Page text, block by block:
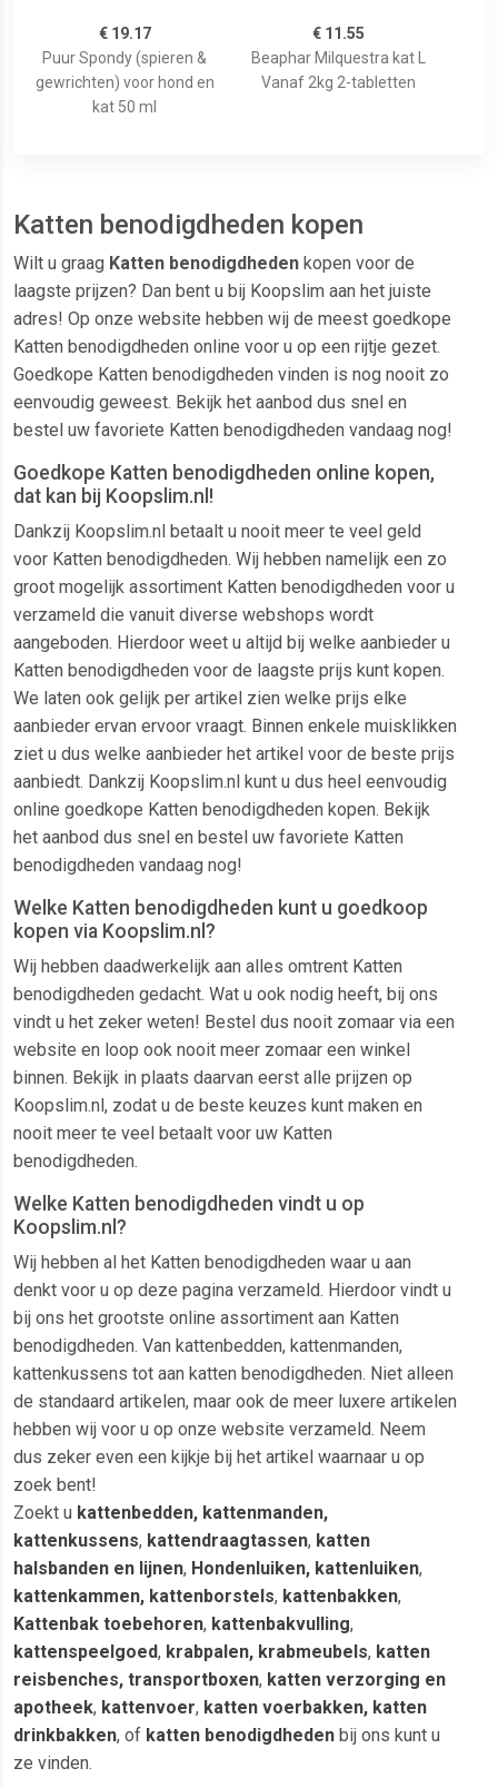
€ 19.17
Puur Spondy (spieren &
gewrichten) voor hond en
kat 50 ml
€ 11.55
Beaphar Milquestra kat L
Vanaf 2kg 2-tabletten
Katten benodigdheden kopen
Wilt u graag Katten benodigdheden kopen voor de
laagste prijzen? Dan bent u bij Koopslim aan het juiste
adres! Op onze website hebben wij de meest goedkope
Katten benodigdheden online voor u op een rijtje gezet.
Goedkope Katten benodigdheden vinden is nog nooit zo
eenvoudig geweest. Bekijk het aanbod dus snel en
bestel uw favoriete Katten benodigdheden vandaag nog!
Goedkope Katten benodigdheden online kopen,
dat kan bij Koopslim.nl!
Dankzij Koopslim.nl betaalt u nooit meer te veel geld
voor Katten benodigdheden. Wij hebben namelijk een zo
groot mogelijk assortiment Katten benodigdheden voor u
verzameld die vanuit diverse webshops wordt
aangeboden. Hierdoor weet u altijd bij welke aanbieder u
Katten benodigdheden voor de laagste prijs kunt kopen.
We laten ook gelijk per artikel zien welke prijs elke
aanbieder ervan ervoor vraagt. Binnen enkele muisklikken
ziet u dus welke aanbieder het artikel voor de beste prijs
aanbiedt. Dankzij Koopslim.nl kunt u dus heel eenvoudig
online goedkope Katten benodigdheden kopen. Bekijk
het aanbod dus snel en bestel uw favoriete Katten
benodigdheden vandaag nog!
Welke Katten benodigdheden kunt u goedkoop
kopen via Koopslim.nl?
Wij hebben daadwerkelijk aan alles omtrent Katten
benodigdheden gedacht. Wat u ook nodig heeft, bij ons
vindt u het zeker weten! Bestel dus nooit zomaar via een
website en loop ook nooit meer zomaar een winkel
binnen. Bekijk in plaats daarvan eerst alle prijzen op
Koopslim.nl, zodat u de beste keuzes kunt maken en
nooit meer te veel betaalt voor uw Katten
benodigdheden.
Welke Katten benodigdheden vindt u op
Koopslim.nl?
Wij hebben al het Katten benodigdheden waar u aan
denkt voor u op deze pagina verzameld. Hierdoor vindt u
bij ons het grootste online assortiment aan Katten
benodigdheden. Van kattenbedden, kattenmanden,
kattenkussens tot aan katten benodigdheden. Niet alleen
de standaard artikelen, maar ook de meer luxere artikelen
hebben wij voor u op onze website verzameld. Neem
dus zeker even een kijkje bij het artikel waarnaar u op
zoek bent!
Zoekt u kattenbedden, kattenmanden,
kattenkussens, kattendraagtassen, katten
halsbanden en lijnen, Hondenluiken, kattenluiken,
kattenkammen, kattenborstels, kattenbakken,
Kattenbak toebehoren, kattenbakvulling,
kattenspeelgoed, krabpalen, krabmeubels, katten
reisbenches, transportboxen, katten verzorging en
apotheek, kattenvoer, katten voerbakken, katten
drinkbakken, of katten benodigdheden bij ons kunt u
ze vinden.